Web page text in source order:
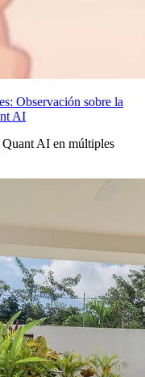
Observación sobre la
AI
AI en múltiples